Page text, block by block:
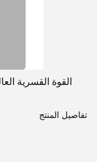
القوة القسرية
تفاصيل المنتج